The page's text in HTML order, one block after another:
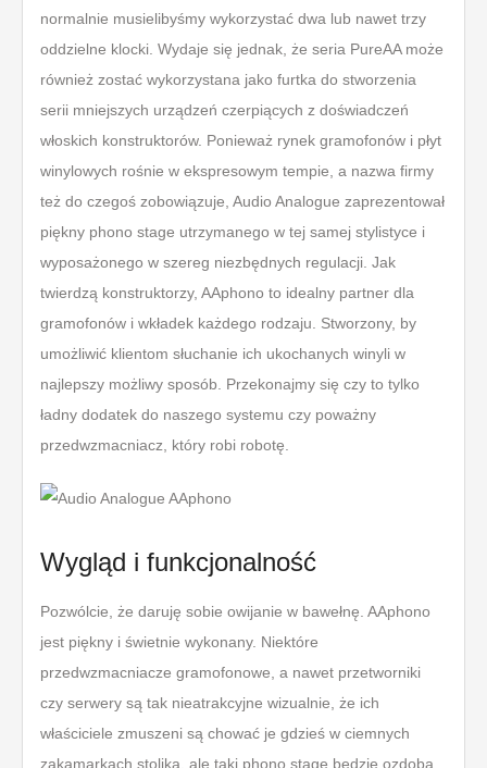
normalnie musielibyśmy wykorzystać dwa lub nawet trzy
oddzielne klocki. Wydaje się jednak, że seria PureAA może
również zostać wykorzystana jako furtka do stworzenia
serii mniejszych urządzeń czerpiących z doświadczeń
włoskich konstruktorów. Ponieważ rynek gramofonów i płyt
winylowych rośnie w ekspresowym tempie, a nazwa firmy
też do czegoś zobowiązuje, Audio Analogue zaprezentował
piękny phono stage utrzymanego w tej samej stylistyce i
wyposażonego w szereg niezbędnych regulacji. Jak
twierdzą konstruktorzy, AAphono to idealny partner dla
gramofonów i wkładek każdego rodzaju. Stworzony, by
umożliwić klientom słuchanie ich ukochanych winyli w
najlepszy możliwy sposób. Przekonajmy się czy to tylko
ładny dodatek do naszego systemu czy poważny
przedwzmacniacz, który robi robotę.
Wygląd i funkcjonalność
Pozwólcie, że daruję sobie owijanie w bawełnę. AAphono
jest piękny i świetnie wykonany. Niektóre
przedwzmacniacze gramofonowe, a nawet przetworniki
czy serwery są tak nieatrakcyjne wizualnie, że ich
właściciele zmuszeni są chować je gdzieś w ciemnych
zakamarkach stolika, ale taki phono stage będzie ozdobą